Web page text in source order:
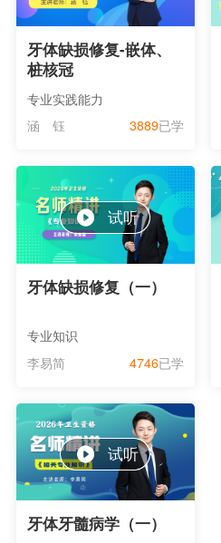
牙体缺损修复-嵌体、
桩核冠
专业实践能力
涵 钰
3889已学
试听
牙体缺损修复（一）
专业知识
李易简
4746已学
试听
牙体牙髓病学（一）